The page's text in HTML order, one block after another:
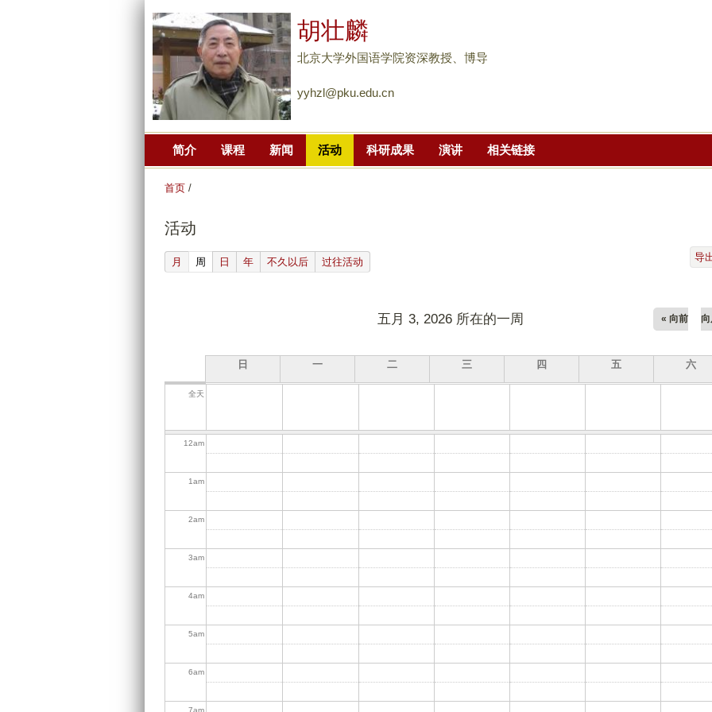
到
主
胡壮麟
北京大学外国语学院资深教授、博导
yyhzl@pku.edu.cn
简介 课程 新闻 活动 科研成果 演讲 相关链接
首页 /
活动
月 周 (active tab)
日 年 不久以后 过往活动
五月 3, 2026 所在的一周 « 向前
导
日 一 二 三 四 五 六
全天
12am
1am
2am
3am
4am
5am
6am
7am